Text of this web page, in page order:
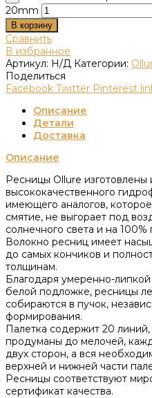
20mm
В корзину
Сравнить
В избранное
Артикул: Н/Д Категории:
Поделиться
Facebook Twitter Pinterest
Описание
Детали
Доставка
Описание
Ресницы Ollure изготовлены
высококачественного
имеющего аналогов,
смятие, не выгорает под
солнечного света и на 100%
Волокно ресниц имеет
до самых кончиков и
толщинам.
Благодаря умеренно-
белой подложке, ресницы
собираются в пучок,
формирования.
Палетка содержит 20
продуманы до мелочей,
двух сторон, а вся
верхней и нижней части
Ресницы соответствуют
сертификат качества.